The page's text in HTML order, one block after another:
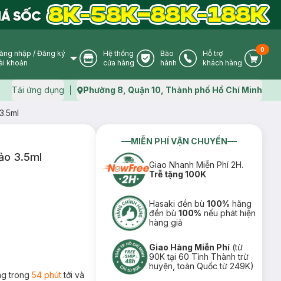
User Icon
nhập / Đăng ký
khoản
Store Icon
Hệ thống
cửa hàng
Warranty Icon
Bảo
hành
Phone Icon
Hỗ trợ
khách hàng
Cart
0
Tải ứng dụng Map icon
Phường 8, Quận 10, Thành phố Hồ Chí Minh
3.5ml
trong 54 phúttới và
MIỄN PHÍ VẬN CHUYỂN
Giao Nhanh Miễn Phí 2H.
Trễ tặng 100K
Hasaki đền bù100% hãng
đền bù100% nếu phát hiện
hàng giả
Giao Hàng Miễn Phí (từ
90K tại 60 Tỉnh Thành trừ
huyện, toàn Quốc từ 249K)